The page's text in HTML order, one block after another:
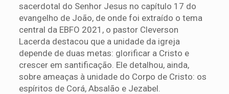
sacerdotal do Senhor Jesus no capítulo 17 do
evangelho de João, de onde foi extraído o tema
central da EBFO 2021, o pastor Cleverson
Lacerda destacou que a unidade da igreja
depende de duas metas: glorificar a Cristo e
crescer em santificação. Ele detalhou, ainda,
sobre ameaças à unidade do Corpo de Cristo: os
espíritos de Corá, Absalão e Jezabel.